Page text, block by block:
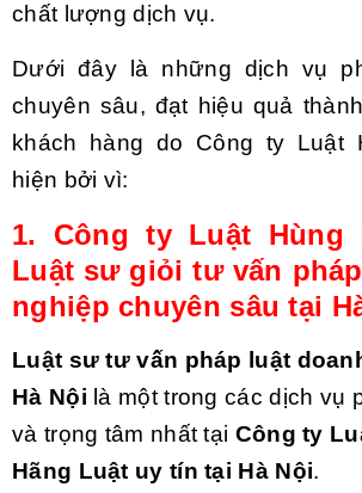
chất lượng dịch vụ.
Dưới đây là những dịch vụ
chuyên sâu, đạt hiệu quả
khách hàng do Công ty Luật
hiện bởi vì:
1. Công ty Luật Hùng
Luật sư giỏi tư vấn
nghiệp chuyên sâu tại
Luật sư tư vấn pháp luật
Hà Nội là một trong các dịch vụ
và trọng tâm nhất tại Công ty
Hãng Luật uy tín tại Hà Nội.